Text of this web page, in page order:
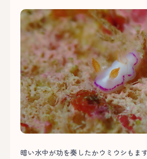
暗い水中が功を奏したかウミウシもま